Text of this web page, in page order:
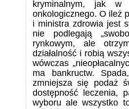
kryminalnym, jak w
onkologicznego. O ileż
i ministra zdrowia jest
nie podlegają
rynkowym, ale
działalność i robią
wówczas
ma bankructw.
zmniejsza się podaż
dostępność leczenia,
wyboru ale wszystko